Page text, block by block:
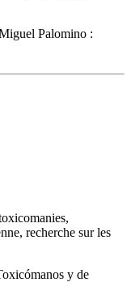
Palomino :
recherche sur les
y de